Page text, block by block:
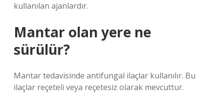
kullanılan ajanlardır.
Mantar olan yere ne
sürülür?
Mantar tedavisinde antifungal ilaçlar kullanılır. Bu
ilaçlar reçeteli veya reçetesiz olarak mevcuttur.